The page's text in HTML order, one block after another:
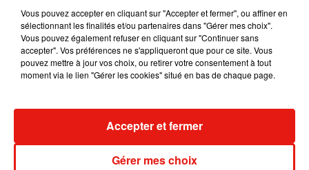
31 juillet 2026
31 juillet 2026
Vous pouvez accepter en cliquant sur "Accepter et fermer", ou affiner en
sélectionnant les finalités et/ou partenaires dans "Gérer mes choix".
Vous pouvez également refuser en cliquant sur "Continuer sans
accepter". Vos préférences ne s'appliqueront que pour ce site. Vous
pouvez mettre à jour vos choix, ou retirer votre consentement à tout
moment via le lien "Gérer les cookies" situé en bas de chaque page.
Gérer mes choix
Accepter et fermer